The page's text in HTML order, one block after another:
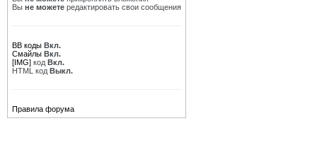
Вы не можете редактировать свои сообщения
BB коды Вкл.
Смайлы Вкл.
[IMG] код Вкл.
HTML код Выкл.
Правила форума